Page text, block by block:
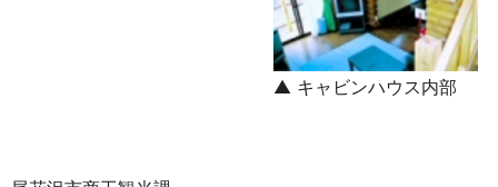
▲ キャビンハウス内部